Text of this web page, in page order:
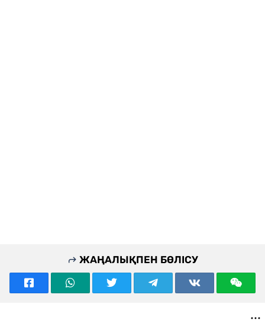
ЖАҢАЛЫҚПЕН БӨЛІСУ